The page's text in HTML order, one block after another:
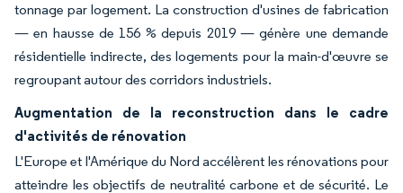
tonnage par logement. La construction d'usines de fabrication
— en hausse de 156 % depuis 2019 — génère une demande
résidentielle indirecte, des logements pour la main-d'œuvre se
regroupant autour des corridors industriels.
Augmentation de la reconstruction dans le cadre
d'activités de rénovation
L'Europe et l'Amérique du Nord accélèrent les rénovations pour
atteindre les objectifs de neutralité carbone et de sécurité. Le